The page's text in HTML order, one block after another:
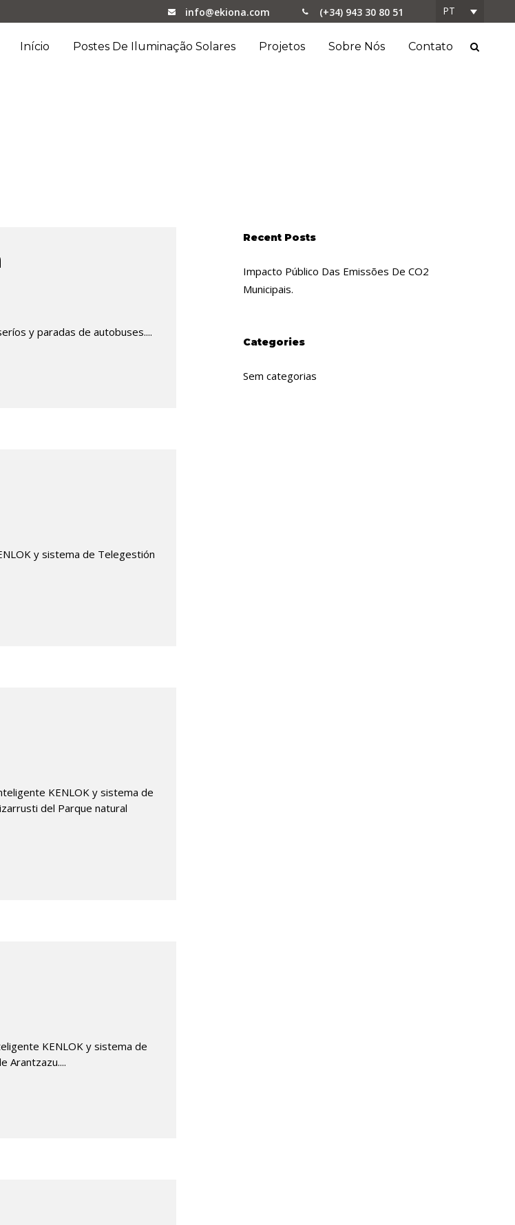
info@ekiona.com (+34) 943 30 80 51 PT
Início Postes De Iluminação Solares Projetos Sobre Nós Contato
y paradas de autobuses....
y sistema de Telegestión
KENLOK y sistema de
del Parque natural
KENLOK y sistema de
Arantzazu....
Recent Posts
Impacto Público Das Emissões De CO2
Municipais.
Categories
Sem categorias